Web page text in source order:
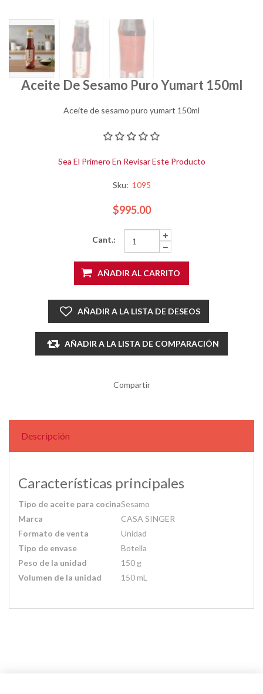
Aceite De Sesamo Puro Yumart 150ml
Aceite de sesamo puro yumart 150ml
Sea El Primero En Revisar Este Producto
Sku: 1095
$995.00
Cant.:
AÑADIR AL CARRITO
AÑADIR A LA LISTA DE DESEOS
AÑADIR A LA LISTA DE COMPARACIÓN
Compartir
Descripción
Características principales
Tipo de aceite para cocinaSesamo
Marca
CASA SINGER
Formato de venta
Unidad
Tipo de envase
Botella
Peso de la unidad
150 g
Volumen de la unidad
150 mL